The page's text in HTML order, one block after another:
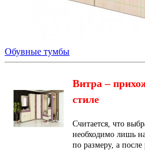
Обувные тумбы
Витра –
стиле
Считается, что
необходимо лишь
по размеру, а